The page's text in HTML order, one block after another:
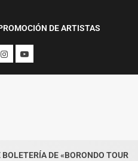
DE ARTISTAS
«BORONDO TOUR»